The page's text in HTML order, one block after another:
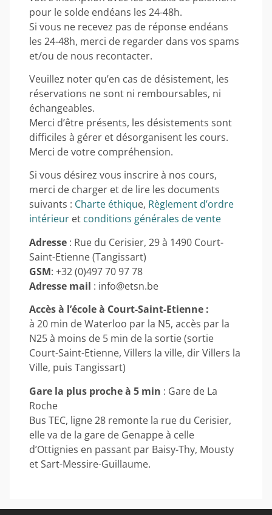
pour le solde endéans les 24-48h.
Si vous ne recevez pas de réponse endéans
les 24-48h, merci de regarder dans vos spams
et/ou de nous recontacter.
Veuillez noter qu’en cas de désistement, les
réservations ne sont ni remboursables, ni
échangeables.
Merci d’être présents, les désistements sont
difficiles à gérer et désorganisent les cours.
Merci de votre compréhension.
Si vous désirez vous inscrire à nos cours,
merci de charger et de lire les documents
suivants : Charte éthique, Règlement d’ordre
intérieur et conditions générales de vente
Adresse : Rue du Cerisier, 29 à 1490 Court-
Saint-Etienne (Tangissart)
GSM: +32 (0)497 70 97 78
Adresse mail : info@etsn.be
Accès à l’école à Court-Saint-Etienne :
à 20 min de Waterloo par la N5, accès par la
N25 à moins de 5 min de la sortie (sortie
Court-Saint-Etienne, Villers la ville, dir Villers la
Ville, puis Tangissart)
Gare la plus proche à 5 min : Gare de La
Roche
Bus TEC, ligne 28 remonte la rue du Cerisier,
elle va de la gare de Genappe à celle
d’Ottignies en passant par Baisy-Thy, Mousty
et Sart-Messire-Guillaume.